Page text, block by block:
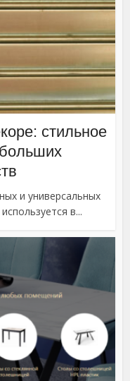
стильное
и универсальных
в...